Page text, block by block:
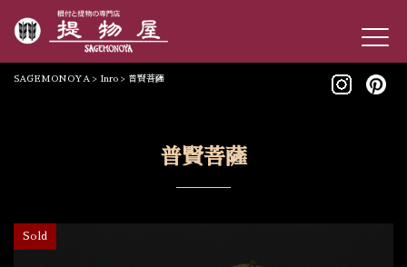
SAGEMONOYA > Inro > 普賢菩薩
普賢菩薩
Sold